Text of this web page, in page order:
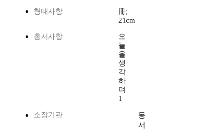
형태사항
冊;
21cm
총서사항
오
늘
을
생
각
하
며
1
소장기관
동
서